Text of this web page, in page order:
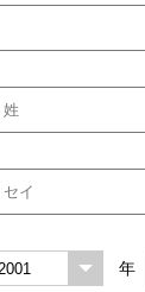
年